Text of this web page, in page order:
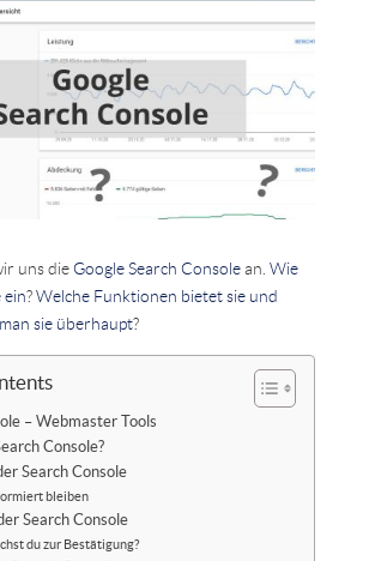
uns dieGoogle Search Consolean. Wie
ein?Welche Funktionen bietet sie und
sie überhaupt?
– Webmaster Tools
Console?
Search Console
bleiben
Search Console
du zur Bestätigung?